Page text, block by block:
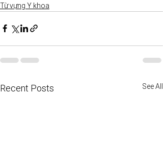
Từ vựng Y khoa
Recent Posts See All